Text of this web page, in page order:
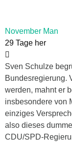
November Man
29 Tage her
Sven Schulze
Bundesregierung.
werden, mahnt er
insbesondere von
einziges
also dieses
CDU/SPD-